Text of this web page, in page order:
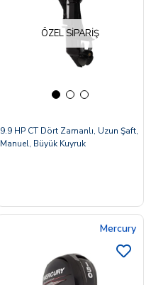
ÖZEL SIPARIŞ
9.9 HP CT Dört Zamanlı, Uzun Şaft,
Manuel, Büyük Kuyruk
Mercury